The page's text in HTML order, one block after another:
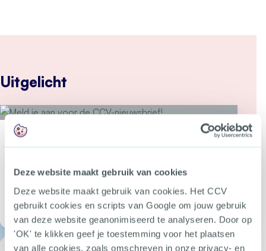
Deze website maakt gebruik van cookies
Deze website maakt gebruik van cookies. Het CCV
gebruikt cookies en scripts van Google om jouw gebruik
van deze website geanonimiseerd te analyseren. Door op
'OK' te klikken geef je toestemming voor het plaatsen
van alle cookies, zoals omschreven in onze privacy- en
Uitgelicht
bijeenkomsten over criminaliteitspreventie?
Meld je aan voor de CCV-
nieuwsbrief!
Open Meld